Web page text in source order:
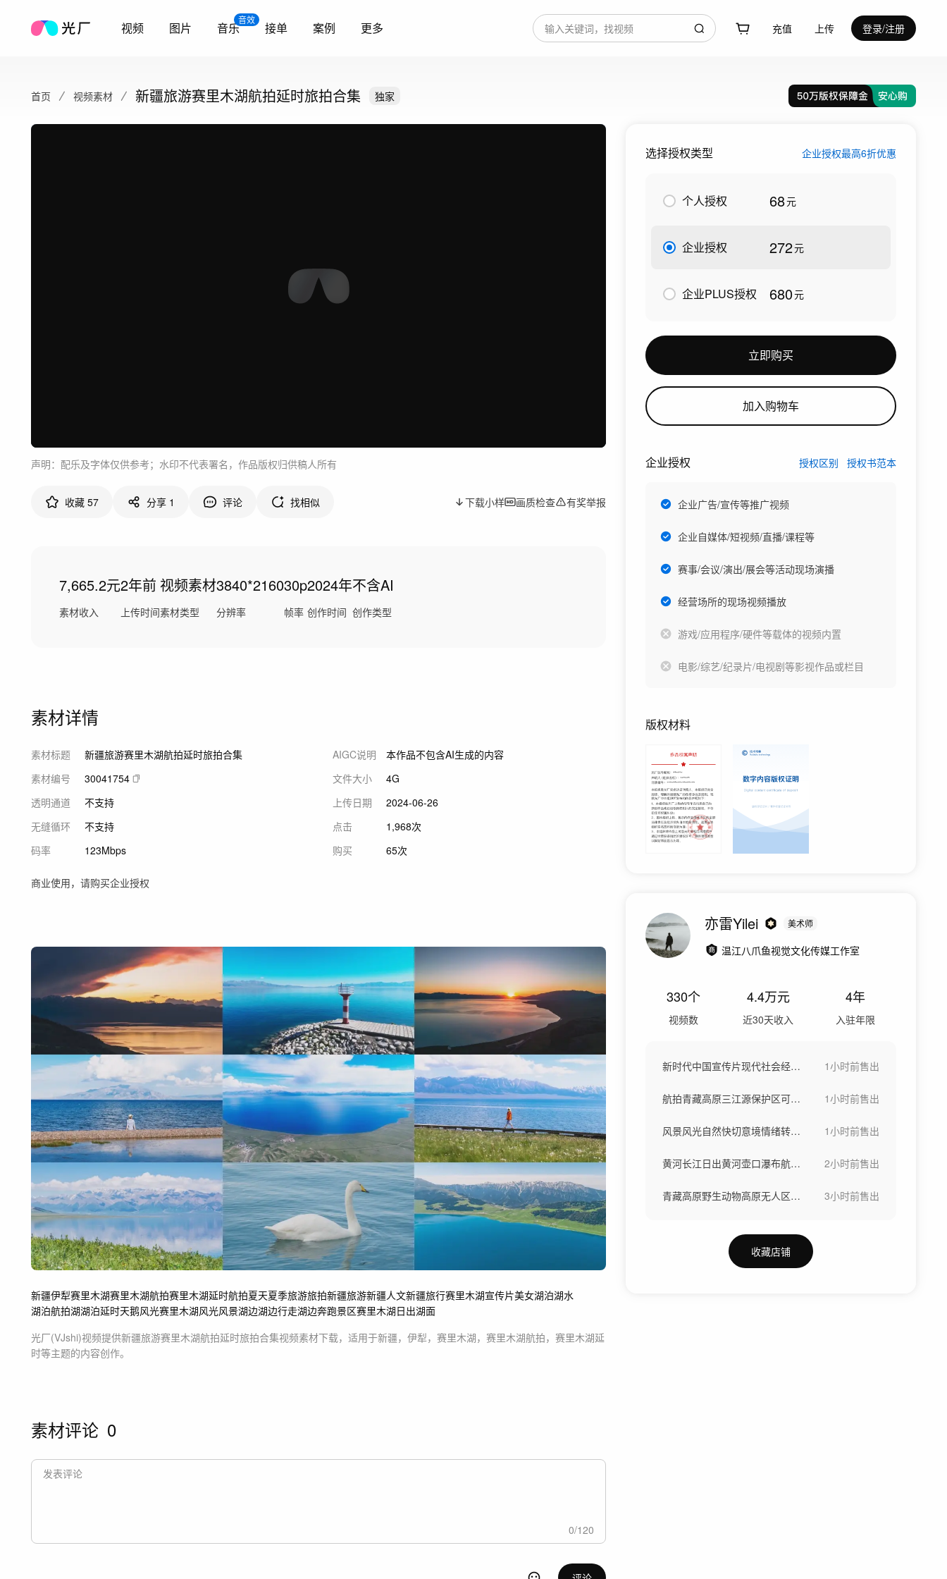
视频 图片
音效
音乐 接单 案例 更多 充值 上传 登录/注册
首页 视频素材 新疆旅游赛里木湖航拍延时旅拍合集 独家
声明：配乐及字体仅供参考；水印不代表署名，作品版权归供稿人所有
收藏 57 分享 1 评论 找相似 下载小样 画质检查 有奖举报
7,665.2元
素材收入
2年前
上传时间
视频素材
素材类型
3840*2160
分辨率
30p
帧率
2024年
创作时间
不含AI
创作类型
素材详情
素材标题
新疆旅游赛里木湖航拍延时旅拍合集
素材编号
30041754
透明通道
不支持
无缝循环
不支持
码率
123Mbps
AIGC说明
本作品不包含AI生成的内容
文件大小
4G
上传日期
2024-06-26
点击
1,968次
购买
65次
商业使用，请购买企业授权
新疆伊犁赛里木湖赛里木湖航拍赛里木湖延时航拍夏天夏季旅游旅拍新疆旅游新疆人文新疆旅行赛里木湖宣传片美女湖泊湖水
湖泊航拍湖湖泊延时天鹅风光赛里木湖风光风景湖边湖边行走湖边奔跑景区赛里木湖日出湖面
光厂(VJshi)视频提供新疆旅游赛里木湖航拍延时旅拍合集视频素材下载，适用于新疆，伊犁，赛里木湖，赛里木湖航拍，赛里木湖延
时等主题的内容创作。
素材评论 0
0/120
选择授权类型 企业授权最高6折优惠
个人授权 68元
企业授权 272元
企业PLUS授权 680元
立即购买
加入购物车
企业授权 授权区别 授权书范本
企业广告/宣传等推广视频
企业自媒体/短视频/直播/课程等
赛事/会议/演出/展会等活动现场演播
经营场所的现场视频播放
游戏/应用程序/硬件等载体的视频内置
电影/综艺/纪录片/电视剧等影视作品或栏目
版权材料
亦雷Yilei 美术师
温江八爪鱼视觉文化传媒工作室
330个
视频数
4.4万元
近30天收入
4年
入驻年限
新时代中国宣传片现代社会经济发展祖国风光 1小时前售出
航拍青藏高原三江源保护区可可西里野生动物 1小时前售出
风景风光自然快切意境情绪转场空镜头快节奏 1小时前售出
黄河长江日出黄河壶口瀑布航拍河水汹涌奔涌 2小时前售出
青藏高原野生动物高原无人区生态自然保护区 3小时前售出
收藏店铺